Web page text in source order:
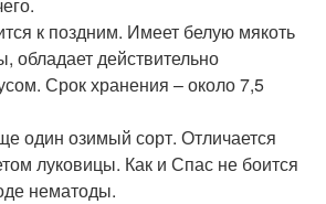
к поздним. Имеет белую мякоть
обладает действительно
Срок хранения – около 7,5
один озимый сорт. Отличается
луковицы. Как и Спас не боится
нематоды.